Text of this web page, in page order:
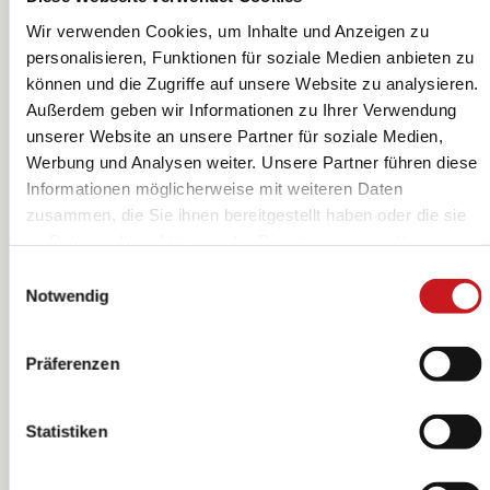
Wir verwenden Cookies, um Inhalte und Anzeigen zu
personalisieren, Funktionen für soziale Medien anbieten zu
können und die Zugriffe auf unsere Website zu analysieren.
Außerdem geben wir Informationen zu Ihrer Verwendung
unserer Website an unsere Partner für soziale Medien,
Werbung und Analysen weiter. Unsere Partner führen diese
Informationen möglicherweise mit weiteren Daten
zusammen, die Sie ihnen bereitgestellt haben oder die sie
mehr darüber, wer wir sind, wie Sie uns kontaktieren
können und wie wir personenbezogene Daten verarbeiten.
Notwendig
Präferenzen
Statistiken
Papier vitrail
rouleau | 70×100
cm, 100 cm, 42
g/m², orange
Heyda
Papier vitrail
rouleau | 70×100
cm, 100 cm, 42
g/m², couleur
chair
Heyda